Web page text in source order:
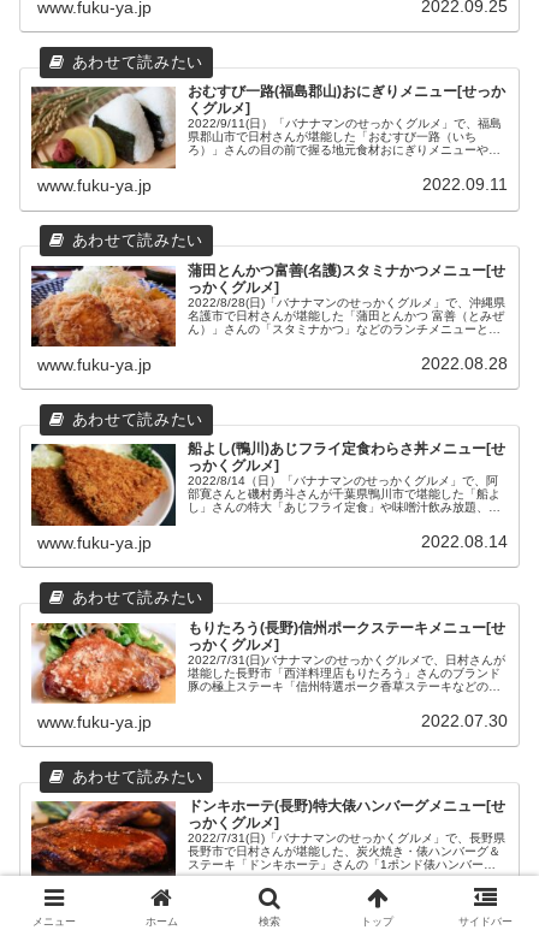
www.fuku-ya.jp 2022.09.25
おむすび一路(福島郡山)おにぎりメニュー[せっか
くグルメ]
2022/9/11(日）「バナナマンのせっかくグルメ」で、福島
県郡山市で日村さんが堪能した「おむすび一路（いち
ろ）」さんの目の前で握る地元食材おにぎりメニューや場
www.fuku-ya.jp 2022.09.11
蒲田とんかつ富善(名護)スタミナかつメニュー[せ
っかくグルメ]
2022/8/28(日)「バナナマンのせっかくグルメ」で、沖縄県
名護市で日村さんが堪能した「蒲田とんかつ 富善（とみぜ
ん）」さんの「スタミナかつ」などのランチメニューと場
www.fuku-ya.jp 2022.08.28
船よし(鴨川)あじフライ定食わらさ丼メニュー[せ
っかくグルメ]
2022/8/14（日）「バナナマンのせっかくグルメ」で、阿
部寛さんと磯村勇斗さんが千葉県鴨川市で堪能した「船よ
し」さんの特大「あじフライ定食」や味噌汁飲み放題、2
www.fuku-ya.jp 2022.08.14
もりたろう(長野)信州ポークステーキメニュー[せ
っかくグルメ]
2022/7/31(日)バナナマンのせっかくグルメで、日村さんが
堪能した長野市「西洋料理店もりたろう」さんのブランド
豚の極上ステーキ「信州特選ポーク香草ステーキなどのメ
の場所や営業時間などの店舗情報をまとめました。
www.fuku-ya.jp 2022.07.30
ドンキホーテ(長野)特大俵ハンバーグメニュー[せ
っかくグルメ]
2022/7/31(日)「バナナマンのせっかくグルメ」で、長野県
長野市で日村さんが堪能した、炭火焼き・俵ハンバーグ＆
ステーキ「ドンキホーテ」さんの「1ポンド俵ハンバー
グ」などのランチメニュー、場所や営業時間などの店舗情
報をまとめました。
www.fuku-ya.jp 2022.07.30
メニュー ホーム 検索 トップ サイドバー